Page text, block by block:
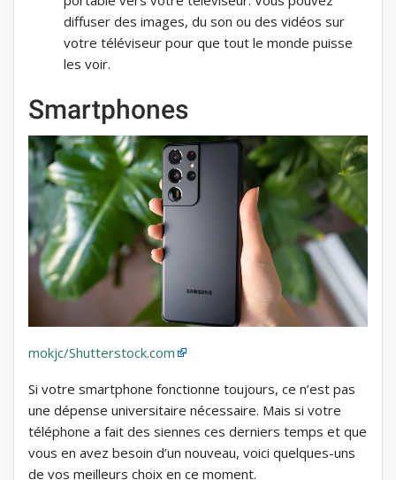
diffuser des images, du son ou des vidéos sur
votre téléviseur pour que tout le monde puisse
les voir.
Smartphones
mokjc/Shutterstock.com
Si votre smartphone fonctionne toujours, ce n’est pas
une dépense universitaire nécessaire. Mais si votre
téléphone a fait des siennes ces derniers temps et que
vous en avez besoin d’un nouveau, voici quelques-uns
de vos meilleurs choix en ce moment.